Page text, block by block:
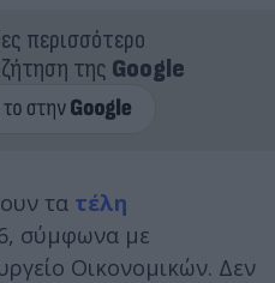
περισσότερο
της Google
τα τέλη
σύμφωνα με
Οικονομικών. Δεν